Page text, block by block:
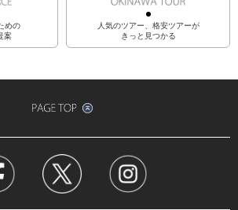
めの
案
人気のツアー、格安ツアーが
きっと見つかる